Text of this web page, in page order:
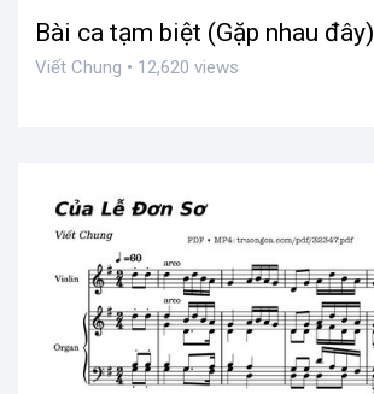
Bài ca tạm biệt (Gặp nhau đây)
Viết Chung • 12,620 views